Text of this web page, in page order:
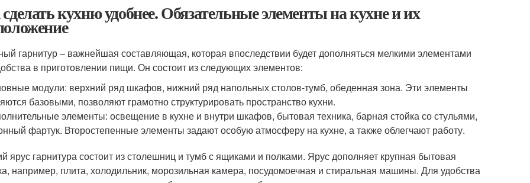
кухню удобнее. Обязательные элементы на кухне и их
гарнитур – важнейшая составляющая, которая впоследствии будет дополняться мелкими элементами
в приготовлении пищи. Он состоит из следующих элементов:
модули: верхний ряд шкафов, нижний ряд напольных столов-тумб, обеденная зона. Эти элементы
базовыми, позволяют грамотно структурировать пространство кухни.
элементы: освещение в кухне и внутри шкафов, бытовая техника, барная стойка со стульями,
фартук. Второстепенные элементы задают особую атмосферу на кухне, а также облегчают работу.
ярус гарнитура состоит из столешниц и тумб с ящиками и полками. Ярус дополняет крупная бытовая
например, плита, холодильник, морозильная камера, посудомоечная и стиральная машины. Для удобства